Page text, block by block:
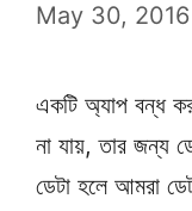
May 30, 2016
একটি অ্যাপ বন্ধ
না যায়, তার জন্য
ডেটা হলে আমরা